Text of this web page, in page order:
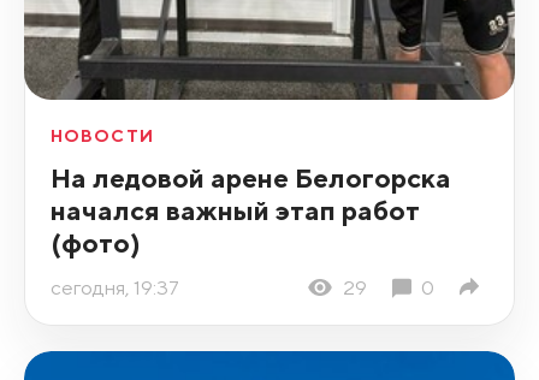
НОВОСТИ
На ледовой арене Белогорска
начался важный этап работ
(фото)
сегодня, 19:37 29 0